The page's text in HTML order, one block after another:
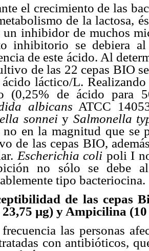
el crecimiento de las
de la lactosa,
un inhibidor de muchos
inhibitorio se debiera
de este ácido. Al
de las 22 cepas BIO
láctico/L.
(0,25% de ácido para
albicans ATCC
sonneiy Salmonella
no en la magnitud que se
de las cepas BIO,
Escherichia coli poli I
no sólo se debe
tipo bacteriocina.
de las cepas
µg) y Ampicilina
las personas
con antibióticos,